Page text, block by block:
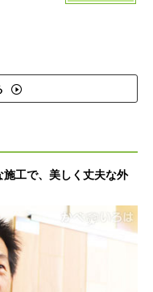
工で、美しく丈夫な外